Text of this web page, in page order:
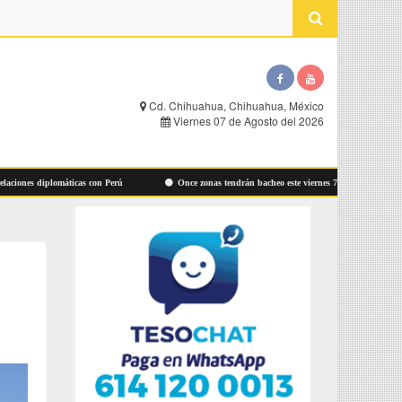
Cd. Chihuahua, Chihuahua, México
Viernes 07 de Agosto del 2026
diplomáticas con Perú Once zonas tendrán bacheo este viernes 7 de agosto: Municipio